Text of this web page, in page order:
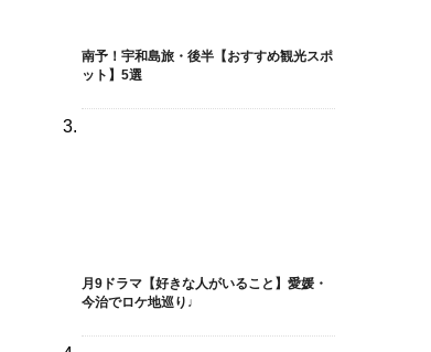
南予！宇和島旅・後半【おすすめ観光スポ
ット】5選
月9ドラマ【好きな人がいること】愛媛・
今治でロケ地巡り♩